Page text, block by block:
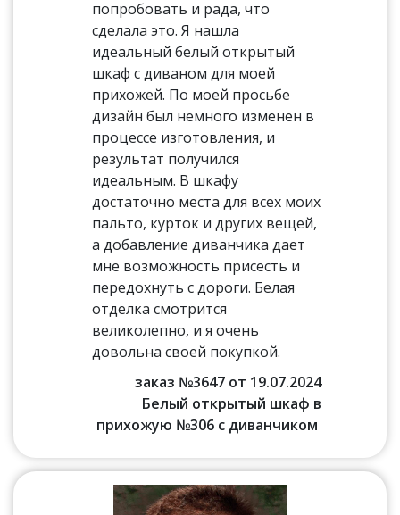
попробовать и рада, что
сделала это. Я нашла
идеальный белый открытый
шкаф с диваном для моей
прихожей. По моей просьбе
дизайн был немного изменен в
процессе изготовления, и
результат получился
идеальным. В шкафу
достаточно места для всех моих
пальто, курток и других вещей,
а добавление диванчика дает
мне возможность присесть и
передохнуть с дороги. Белая
отделка смотрится
великолепно, и я очень
довольна своей покупкой.
заказ №3647 от 19.07.2024
Белый открытый шкаф в
прихожую №306 с диванчиком